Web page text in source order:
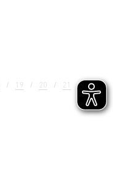
19 20 21 22